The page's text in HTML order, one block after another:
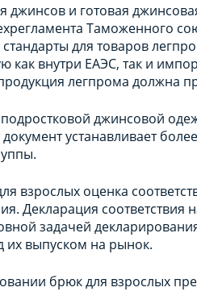
джинсов и готовая
Таможенного
для товаров
как внутри ЕАЭС, так и
легпрома должна
джинсовой
документ устанавливает
взрослых оценка
Декларация
задачей
их выпуском на рынок.
брюк для взрослых